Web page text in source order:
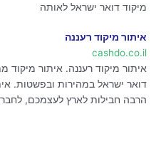
מיקוד דואר ישראל לאותה
איתור מיקוד רעננה
cashdo.co.il
איתור מיקוד רעננה. איתור
דואר ישראל במהירות ובפשטות.
הרבה חבילות לארץ לעצמכם,